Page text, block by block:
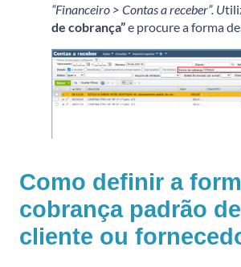
“Financeiro > Contas a receber”. U
de cobrança”e procure a forma
Como definir a
cobrança padrão
cliente ou